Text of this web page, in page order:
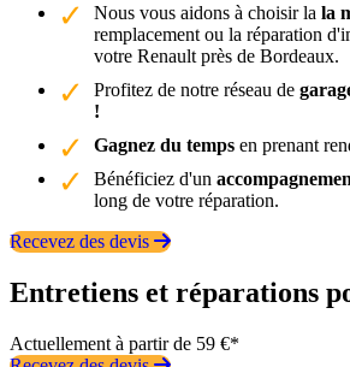
Nous vous aidons à choisir la la
remplacement ou la réparation
votre Renault près de Bordeaux.
Profitez de notre réseau de
!
Gagnez du temps en prenant
Bénéficiez d'un
long de votre réparation.
Recevez des devis
Entretiens et réparations
Actuellement à partir de 59 €*